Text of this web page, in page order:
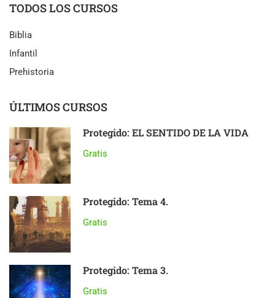
TODOS LOS CURSOS
Biblia
Infantil
Prehistoria
ÚLTIMOS CURSOS
Protegido: EL SENTIDO DE LA VIDA
Gratis
Protegido: Tema 4.
Gratis
Protegido: Tema 3.
Gratis